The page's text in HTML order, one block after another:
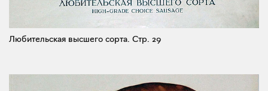
Любительская высшего сорта. Стр. 29